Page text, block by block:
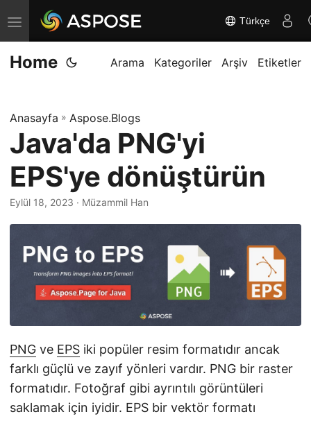
G
e
z
m
i
d
Türkçe
Home Arama Kategoriler Arşiv Etiketler
Anasayfa » Aspose.Blogs
Java'da PNG'yi
EPS'ye dönüştürün
Eylül 18, 2023 · Müzammil Han
PNG ve EPS iki popüler resim formatıdır ancak
farklı güçlü ve zayıf yönleri vardır. PNG bir raster
formatıdır. Fotoğraf gibi ayrıntılı görüntüleri
saklamak için iyidir. EPS bir vektör formatı